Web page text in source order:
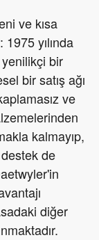
ve kısa
1975 yılında
bir
bir satış ağı
ve
kalmayıp,
de
diğer